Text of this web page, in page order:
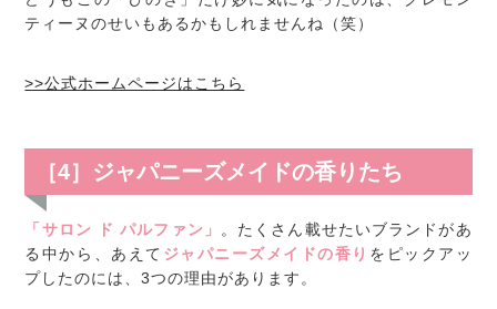
ティーヌのせいもあるかもしれませんね（笑）
>>公式ホームページはこちら
［4］ジャパニーズメイドの香りたち
「サロン ド パルファン」
。たくさん載せたいブランドがあ
る中から、あえて ジャパニーズメイドの香り をピックアッ
プしたのには、3つの理由があります。